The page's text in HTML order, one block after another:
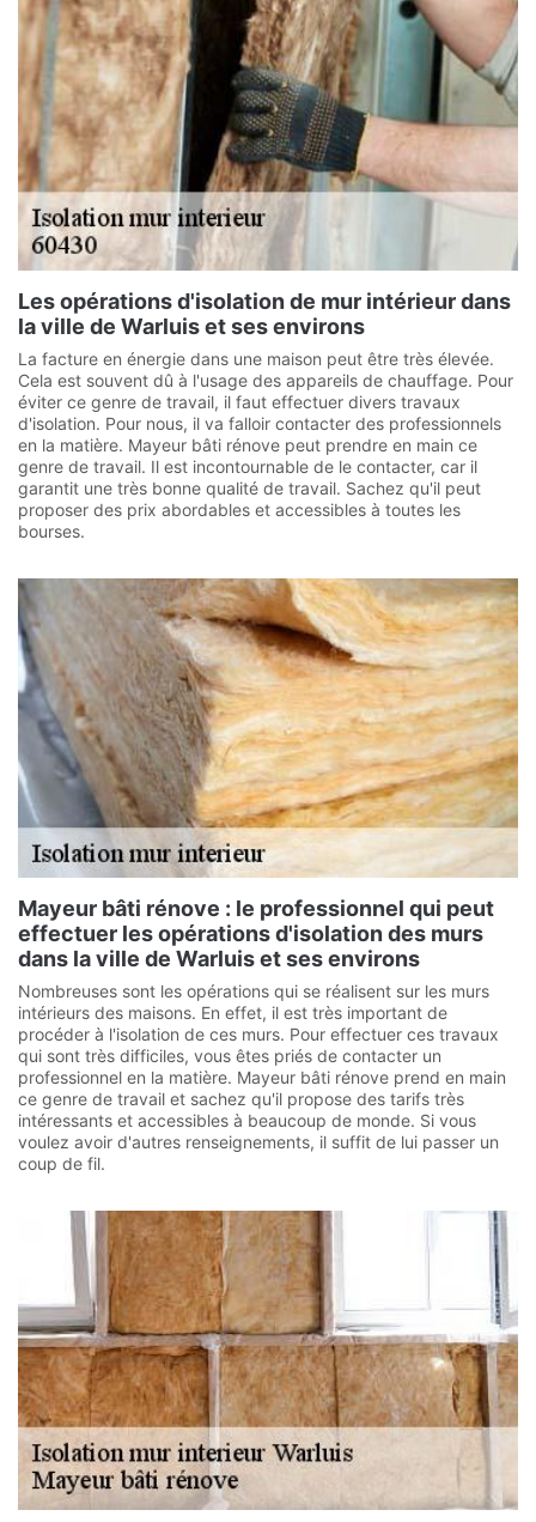
Les opérations d'isolation de mur intérieur dans
la ville de Warluis et ses environs
La facture en énergie dans une maison peut être très élevée.
Cela est souvent dû à l'usage des appareils de chauffage. Pour
éviter ce genre de travail, il faut effectuer divers travaux
d'isolation. Pour nous, il va falloir contacter des professionnels
en la matière. Mayeur bâti rénove peut prendre en main ce
genre de travail. Il est incontournable de le contacter, car il
garantit une très bonne qualité de travail. Sachez qu'il peut
proposer des prix abordables et accessibles à toutes les
bourses.
Mayeur bâti rénove : le professionnel qui peut
effectuer les opérations d'isolation des murs
dans la ville de Warluis et ses environs
Nombreuses sont les opérations qui se réalisent sur les murs
intérieurs des maisons. En effet, il est très important de
procéder à l'isolation de ces murs. Pour effectuer ces travaux
qui sont très difficiles, vous êtes priés de contacter un
professionnel en la matière. Mayeur bâti rénove prend en main
ce genre de travail et sachez qu'il propose des tarifs très
intéressants et accessibles à beaucoup de monde. Si vous
voulez avoir d'autres renseignements, il suffit de lui passer un
coup de fil.